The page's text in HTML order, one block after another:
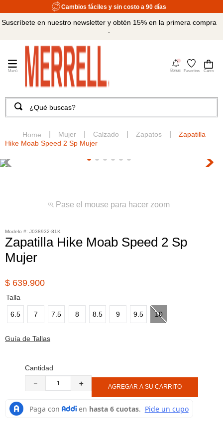
Cambios fáciles y sin costo a 90 días
Suscríbete en nuestro newsletter y obtén 15% en la primera compra
4
Bonus Favoritos
¿Qué buscas?
Mujer Calzado Zapatos
Zapatilla
Hike Moab Speed 2 Sp Mujer
Pase el mouse para hacer zoom
: J038932-81K
Zapatilla Hike Moab Speed 2 Sp
Mujer
$ 639.900
Talla
10
6.5 7 7.5 8 8.5 9 9.5
Guía de Tallas
Cantidad
＋
－ AGREGAR A SU CARRITO
TÉRMINOS MÁS BUSCADOS
.
merrell hombre
morrales
7.
sandalias
8.
botas hombre